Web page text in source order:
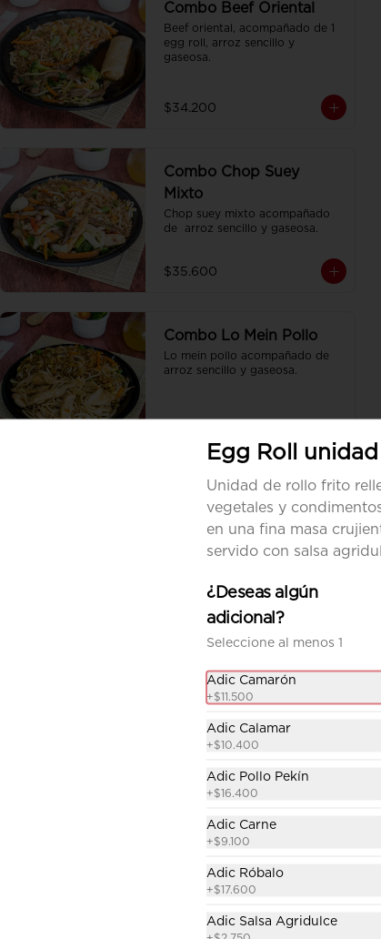
Combo Beef Oriental
Beef oriental, acompañado de 1
egg roll, arroz sencillo y
gaseosa.
$34.200
Combo Chop Suey
Mixto
Chop suey mixto acompañado
de  arroz sencillo y gaseosa.
$35.600
Combo Lo Mein Pollo
Lo mein pollo acompañado de
arroz sencillo y gaseosa.
Combo Pollo Cantonés
egg roll, arroz sencillo y
gaseosa.
$34.200
Chop suey sencillo acompañado
de arroz sencillo y gaseosa.
Egg Roll unidad
Unidad de rollo frito
vegetales y
en una fina masa
servido con salsa
¿Deseas algún
adicional?
Seleccione al menos 1
Adic Camarón
+$11.500
Adic Calamar
+$10.400
Adic Pollo Pekín
+$16.400
Adic Carne
+$9.100
Adic Róbalo
+$17.600
Adic Salsa Agridulce